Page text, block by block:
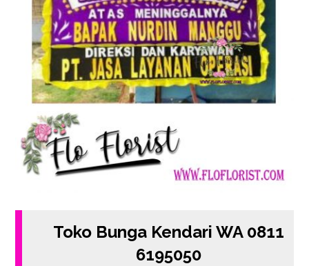
Toko Bunga Kendari WA 0811
6195050